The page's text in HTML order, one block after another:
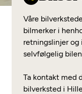
Se
Fritt verkstedvalg
Lønnsomt valg
Mobilitetsgaranti
Våre
bilmerker i
retningslinjer og
selvfølgelig
Ta kontakt med
bilverksted i